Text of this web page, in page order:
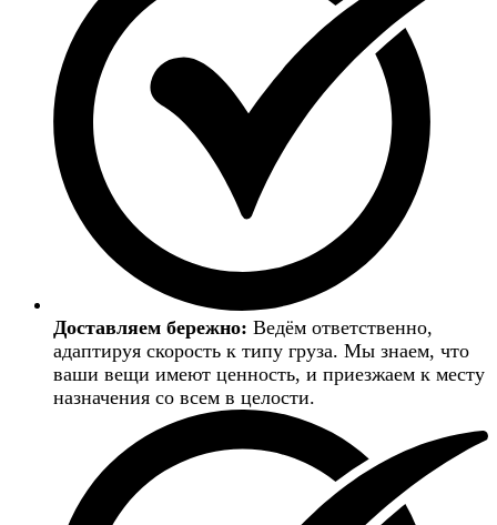
Доставляем бережно: Ведём ответственно,
адаптируя скорость к типу груза. Мы знаем, что
ваши вещи имеют ценность, и приезжаем к месту
назначения со всем в целости.